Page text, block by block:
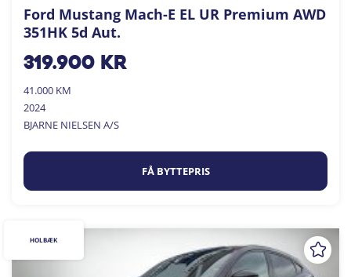
Ford Mustang Mach-E EL UR Premium AWD
351HK 5d Aut.
319.900kr
41.000 KM
2024
BJARNE NIELSEN A/S
FÅ BYTTEPRIS
HOLBÆK